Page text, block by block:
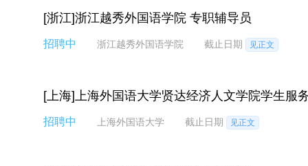
[浙江]浙江越秀外国语学院 专职辅导员
招聘中 浙江越秀外国语学院 截止日期 见正文
[上海]上海外国语大学贤达经济人文学院学生服
招聘中 上海外国语大学 截止日期 见正文